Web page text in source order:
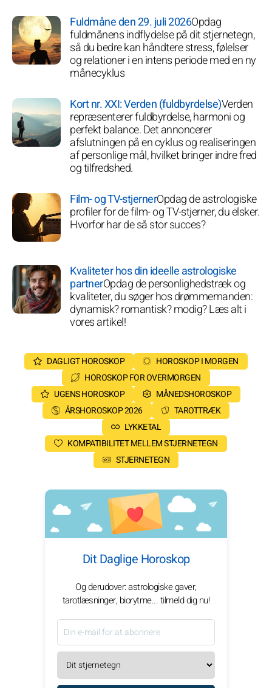
Fuldmåne den 29. juli 2026Opdag
fuldmånens indflydelse på dit stjernetegn,
så du bedre kan håndtere stress, følelser
og relationer i en intens periode med en ny
månecyklus
Kort nr. XXI: Verden (fuldbyrdelse)Verden
repræsenterer fuldbyrdelse, harmoni og
perfekt balance. Det annoncerer
afslutningen på en cyklus og realiseringen
af personlige mål, hvilket bringer indre fred
og tilfredshed.
Film- og TV-stjernerOpdag de astrologiske
profiler for de film- og TV-stjerner, du elsker.
Hvorfor har de så stor succes?
Kvaliteter hos din ideelle astrologiske
partnerOpdag de personlighedstræk og
kvaliteter, du søger hos drømmemanden:
dynamisk? romantisk? modig? Læs alt i
vores artikel!
DAGLIGT HOROSKOP
HOROSKOP I MORGEN
HOROSKOP FOR OVERMORGEN
UGENS HOROSKOP
MÅNEDSHOROSKOP
ÅRSHOROSKOP 2026
TAROTTRÆK
LYKKETAL
KOMPATIBILITET MELLEM STJERNETEGN
STJERNETEGN
Dit Daglige Horoskop
Og derudover: astrologiske gaver,
tarotlæsninger, biorytme... tilmeld dig nu!